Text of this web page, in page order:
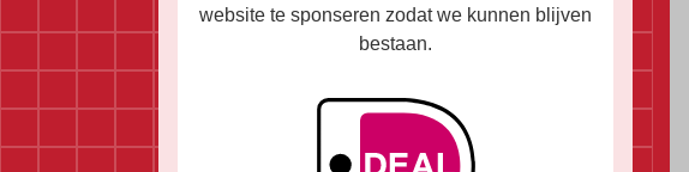
website te sponseren zodat we kunnen blijven
bestaan.